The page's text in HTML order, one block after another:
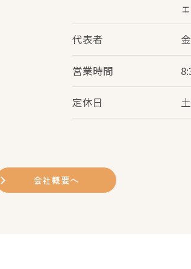
代表者
営業時間
定休日
会社概要へ